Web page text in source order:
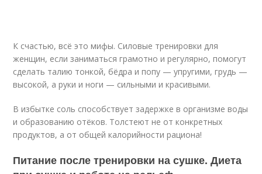
К счастью, всё это мифы. Силовые тренировки для
женщин, если заниматься грамотно и регулярно, помогут
сделать талию тонкой, бёдра и попу — упругими, грудь —
высокой, а руки и ноги — сильными и красивыми.
В избытке соль способствует задержке в организме воды
и образованию отёков. Толстеют не от конкретных
продуктов, а от общей калорийности рациона!
Питание после тренировки на сушке. Диета